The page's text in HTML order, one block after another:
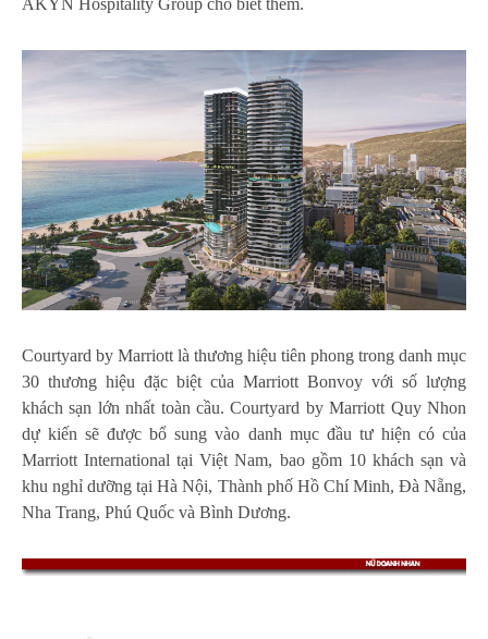
Courtyard by Marriott là thương hiệu tiên phong trong danh mục
30 thương hiệu đặc biệt của Marriott Bonvoy với số lượng
khách sạn lớn nhất toàn cầu. Courtyard by Marriott Quy Nhon
dự kiến ​​sẽ được bổ sung vào danh mục đầu tư hiện có của
Marriott International tại Việt Nam, bao gồm 10 khách sạn và
khu nghỉ dưỡng tại Hà Nội, Thành phố Hồ Chí Minh, Đà Nẵng,
Nha Trang, Phú Quốc và Bình Dương.